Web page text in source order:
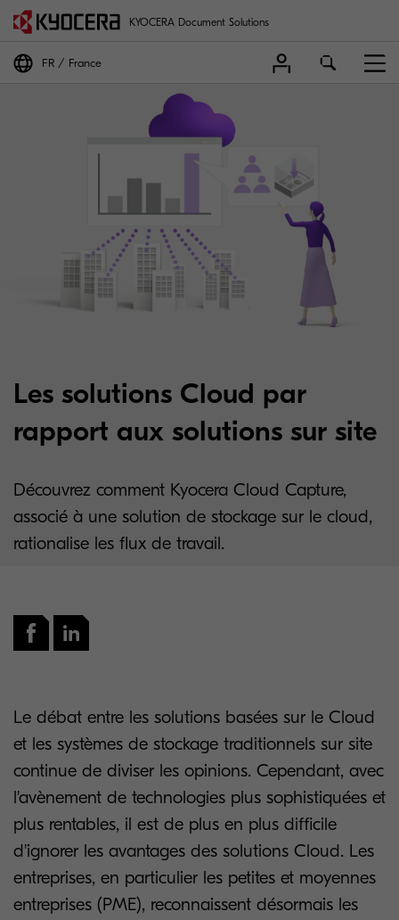
KYOCERA Document Solutions
FR France
Les solutions Cloud par
rapport aux solutions sur site
Découvrez comment Kyocera Cloud Capture,
associé à une solution de stockage sur le cloud,
rationalise les flux de travail.
Le débat entre les solutions basées sur le Cloud
et les systèmes de stockage traditionnels sur site
continue de diviser les opinions. Cependant, avec
l'avènement de technologies plus sophistiquées et
plus rentables, il est de plus en plus difficile
d'ignorer les avantages des solutions Cloud. Les
entreprises, en particulier les petites et moyennes
entreprises (PME), reconnaissent désormais les